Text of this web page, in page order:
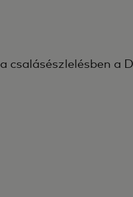
csalásészlelésben a